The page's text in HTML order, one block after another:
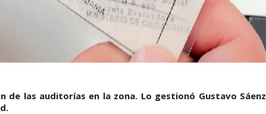
de las auditorías en la zona. Lo gestionó Gustavo Sáenz